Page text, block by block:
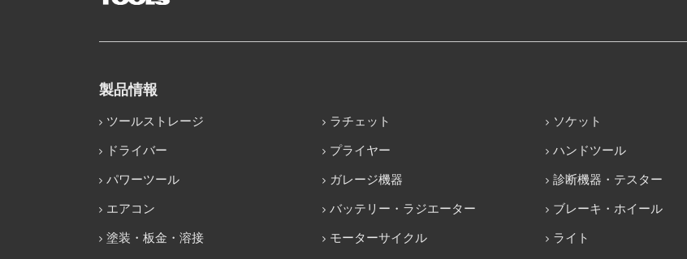
製品情報
ツールストレージ ラチェット ソケット
ドライバー プライヤー ハンドツール
パワーツール ガレージ機器 診断機器・テスター
エアコン バッテリー・ラジエーター ブレーキ・ホイール
塗装・板金・溶接 モーターサイクル ライト